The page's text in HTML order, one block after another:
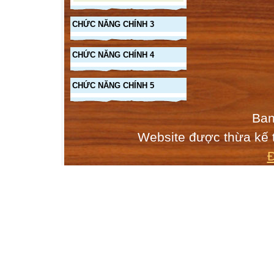
CHỨC NĂNG CHÍNH 3
CHỨC NĂNG CHÍNH 4
CHỨC NĂNG CHÍNH 5
Chủ đề 1
-Vănhọc
Truyềnthuyết
Sự tích Hồ
Thánh Gióng

Website được thừa